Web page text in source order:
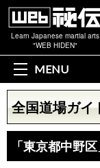
Learn Japanese martial arts
"WEB HIDEN"
MENU
全国道場ガイ
「東京都中野